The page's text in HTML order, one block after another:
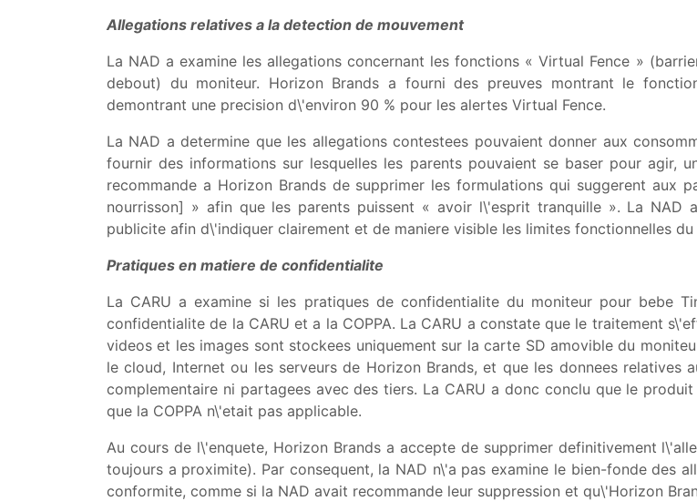
Allegations relatives a la detection de mouvement
La NAD a examine les allegations concernant les fonctions « Virtual Fence »
debout) du moniteur. Horizon Brands a fourni des preuves montrant le
demontrant une precision d\'environ 90 % pour les alertes Virtual Fence.
La NAD a determine que les allegations contestees pouvaient donner aux
fournir des informations sur lesquelles les parents pouvaient se baser pour agir,
recommande a Horizon Brands de supprimer les formulations qui suggerent aux
nourrisson] » afin que les parents puissent « avoir l\'esprit tranquille ». La NAD
publicite afin d\'indiquer clairement et de maniere visible les limites fonctionnelles
Pratiques en matiere de confidentialite
La CARU a examine si les pratiques de confidentialite du moniteur pour bebe
confidentialite de la CARU et a la COPPA. La CARU a constate que le traitement
videos et les images sont stockees uniquement sur la carte SD amovible du
le cloud, Internet ou les serveurs de Horizon Brands, et que les donnees
complementaire ni partagees avec des tiers. La CARU a donc conclu que le
que la COPPA n\'etait pas applicable.
Au cours de l\'enquete, Horizon Brands a accepte de supprimer definitivement
toujours a proximite). Par consequent, la NAD n\'a pas examine le bien-fonde des
conformite, comme si la NAD avait recommande leur suppression et qu\'Horizon